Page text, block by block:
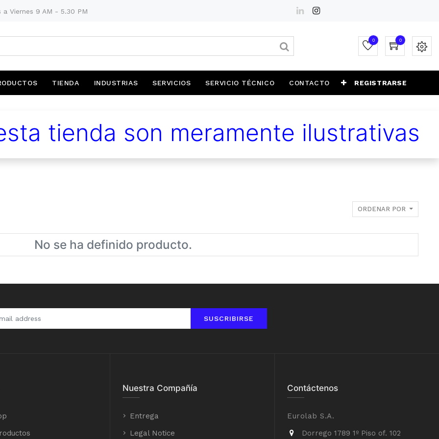
a Viernes 9 AM - 5.30 PM
0 0
TIENDA INDUSTRIAS SERVICIOS SERVICIO TÉCNICO CONTACTO REGISTRARSE
tienda son meramente ilustrativas
ORDENAR POR
No se ha definido producto.
SUSCRIBIRSE
Nuestra Compañía
Entrega
Legal Notice
Contáctenos
Eurolab S.A.
Dorrego 1789 1º Piso of. 102